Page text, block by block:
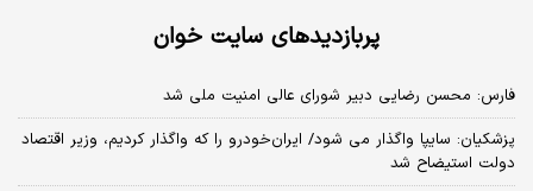
پربازدیدهای سایت خوان
فارس: محسن رضایی دبیر شورای عالی امنیت ملی شد
پزشکیان: سایپا واگذار می شود/ ایران‌خودرو را که واگذار کردیم، وزیر اقتصاد
دولت استیضاح شد